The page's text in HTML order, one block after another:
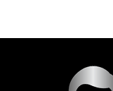
content